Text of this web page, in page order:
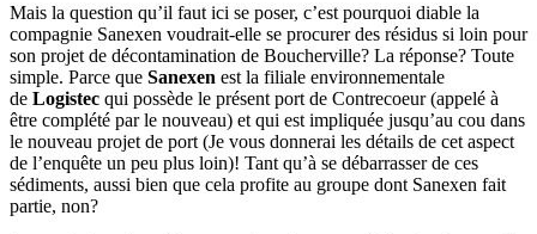
Mais la question qu’il faut ici se poser, c’est pourquoi diable la
compagnie Sanexen voudrait-elle se procurer des résidus si loin pour
son projet de décontamination de Boucherville? La réponse? Toute
simple. Parce que Sanexen est la filiale environnementale
de Logistec qui possède le présent port de Contrecoeur (appelé à
être complété par le nouveau) et qui est impliquée jusqu’au cou dans
le nouveau projet de port (Je vous donnerai les détails de cet aspect
de l’enquête un peu plus loin)! Tant qu’à se débarrasser de ces
sédiments, aussi bien que cela profite au groupe dont Sanexen fait
partie, non?